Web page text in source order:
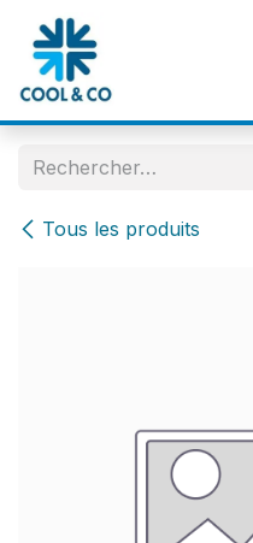
Se rendre au contenu
Tous les produits